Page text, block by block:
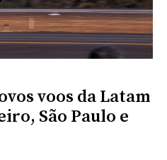
voos da Latam
São Paulo e